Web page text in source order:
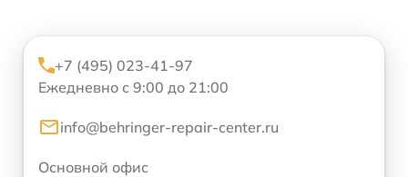
+7 (495) 023-41-97
Ежедневно с 9:00 до 21:00
info@behringer-repair-center.ru
Основной офис